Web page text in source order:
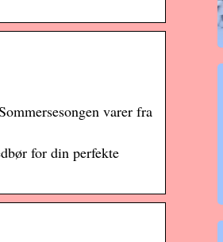
varer fra
for din perfekte